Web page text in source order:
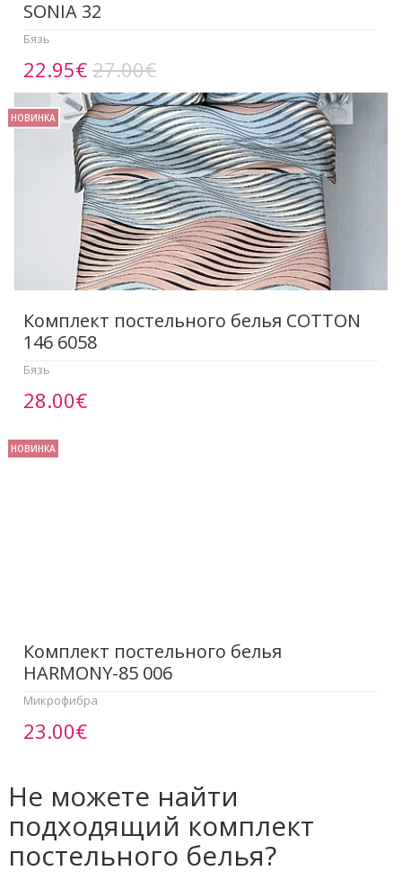
SONIA 32
Бязь
22.95€27.00€
НОВИНКА
Комплект постельного белья COTTON
146 6058
Бязь
28.00€
НОВИНКА
Комплект постельного белья
HARMONY-85 006
Микрофибра
23.00€
Не можете найти
подходящий комплект
постельного белья?